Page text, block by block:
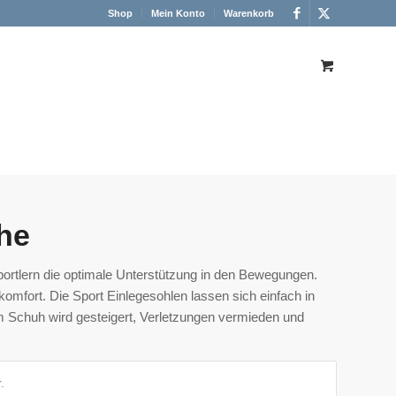
Shop Mein Konto Warenkorb
die optimale Unterstützung in den Bewegungen.
Die Sport Einlegesohlen lassen sich einfach in
wird gesteigert, Verletzungen vermieden und